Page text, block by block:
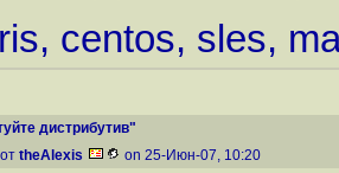
centos, sles,
дистрибутив"
theAlexis on 25-Июн-07, 10:20